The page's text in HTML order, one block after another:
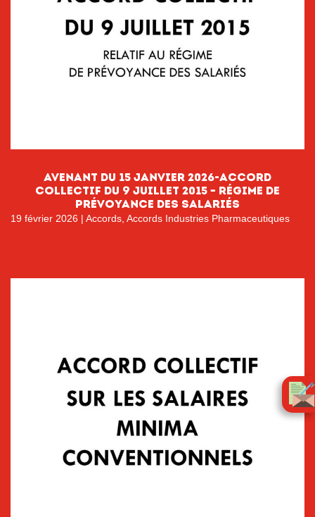
Avenant du 15 janvier 2026-accord
collectif du 9 juillet 2015 – Régime de
prévoyance des salariés
19 février 2026 | Accords Accords Industries Pharmaceutiques